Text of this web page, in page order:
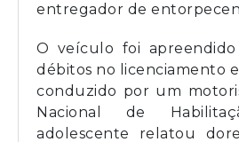
entregador de
O veículo foi
débitos no licenciamento
conduzido por um
Nacional de
adolescente relatou